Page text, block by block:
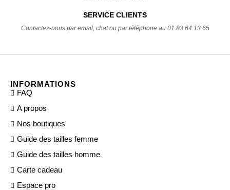
SERVICE CLIENTS
Contactez-nous par email, chat ou par téléphone au 01.83.64.13.65
INFORMATIONS
FAQ
A propos
Nos boutiques
Guide des tailles femme
Guide des tailles homme
Carte cadeau
Espace pro